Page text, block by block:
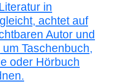
in
achtet auf
Autor und
Taschenbuch,
oder Hörbuch